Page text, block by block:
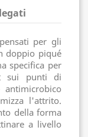
per gli
doppio piqué
specifica per
sui punti di
l'attrito.
della forma
a livello